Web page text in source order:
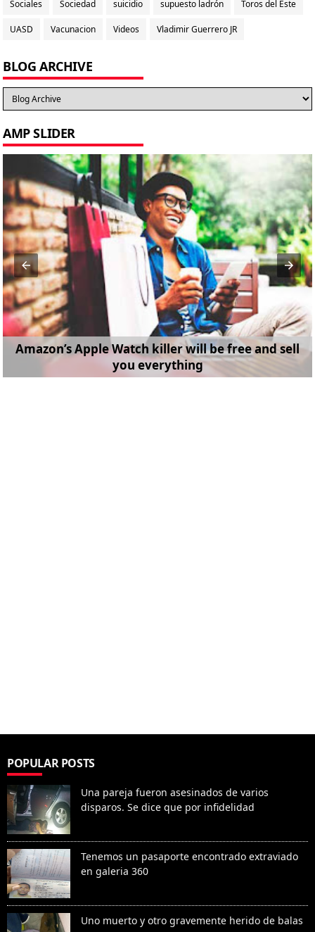
Sociales Sociedad suicidio supuesto ladrón Toros del Este
UASD Vacunacion Videos Vladimir Guerrero JR
BLOG ARCHIVE
AMP SLIDER
Amazon’s Apple Watch killer will be free and sell
you everything
POPULAR POSTS
Una pareja fueron asesinados de varios
disparos. Se dice que por infidelidad
Tenemos un pasaporte encontrado extraviado
en galeria 360
Uno muerto y otro gravemente herido de balas